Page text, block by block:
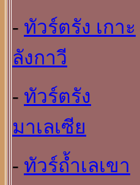
- ทัวร์ตรัง เกาะ
ลังกาวี
- ทัวร์ตรัง
มาเลเซีย
- ทัวร์ถ้ำเลเขา